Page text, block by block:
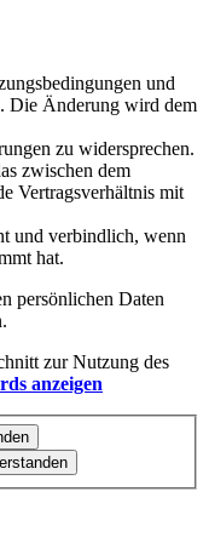
und
Die Änderung wird dem
zu widersprechen.
zwischen dem
Vertragsverhältnis mit
und verbindlich, wenn
hat.
persönlichen Daten
zur Nutzung des
anzeigen